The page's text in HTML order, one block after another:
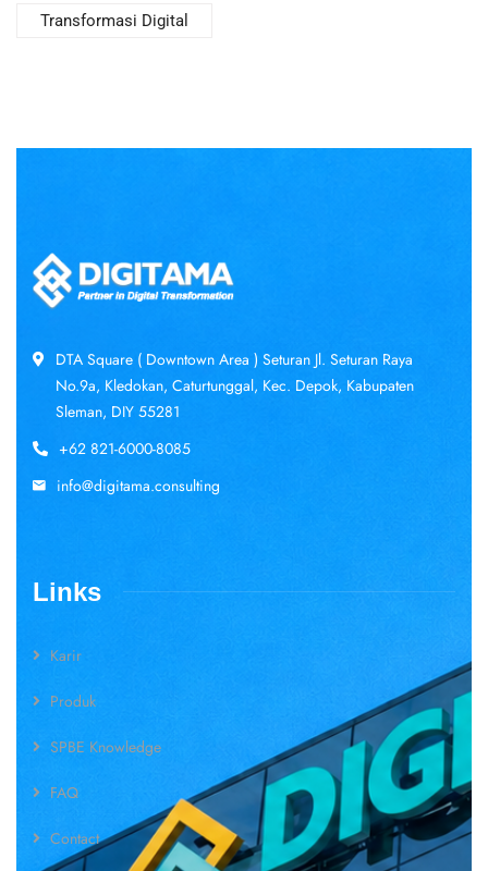
Transformasi Digital
DTA Square ( Downtown Area ) Seturan Jl. Seturan Raya
No.9a, Kledokan, Caturtunggal, Kec. Depok, Kabupaten
Sleman, DIY 55281
+62 821-6000-8085
info@digitama.consulting
Links
Karir
Produk
SPBE Knowledge
FAQ
Contact